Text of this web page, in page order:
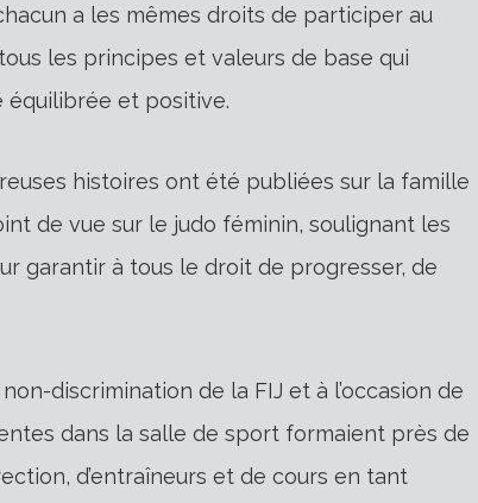
a les mêmes droits de participer au
les principes et valeurs de base qui
et positive.
histoires ont été publiées sur la famille
de vue sur le judo féminin, soulignant les
garantir à tous le droit de progresser, de
discrimination de la FIJ et à l’occasion de
dans la salle de sport formaient près de
d’entraîneurs et de cours en tant